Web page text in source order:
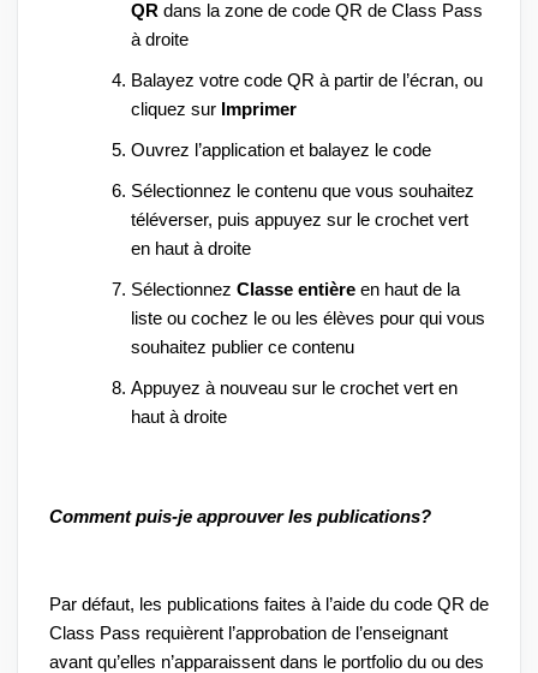
QR dans la zone de code QR de Class Pass
à droite
Balayez votre code QR à partir de l’écran, ou
cliquez sur Imprimer
Ouvrez l’application et balayez le code
Sélectionnez le contenu que vous souhaitez
téléverser, puis appuyez sur le crochet vert
en haut à droite
Sélectionnez Classe entière en haut de la
liste ou cochez le ou les élèves pour qui vous
souhaitez publier ce contenu
Appuyez à nouveau sur le crochet vert en
haut à droite
Comment puis-je approuver les publications?
Par défaut, les publications faites à l’aide du code QR de
Class Pass requièrent l’approbation de l’enseignant
avant qu’elles n’apparaissent dans le portfolio du ou des